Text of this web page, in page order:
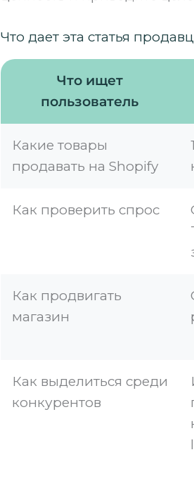
Что дает эта статья
Что ищет
пользователь
Какие товары
продавать на Shopify
Как проверить спрос
Как продвигать
магазин
Как выделиться среди
конкурентов